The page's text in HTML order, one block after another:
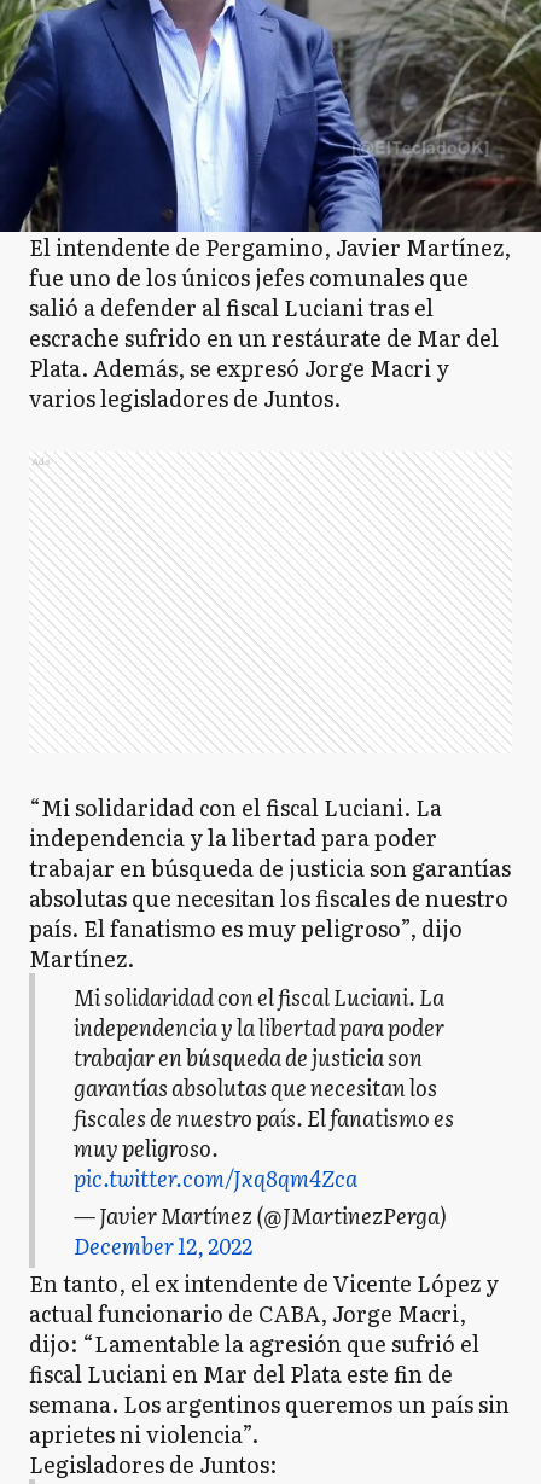
El intendente de Pergamino, Javier Martínez,
fue uno de los únicos jefes comunales que
salió a defender al fiscal Luciani tras el
escrache sufrido en un restáurate de Mar del
Plata. Además, se expresó Jorge Macri y
varios legisladores de Juntos.
Ads
“Mi solidaridad con el fiscal Luciani. La
independencia y la libertad para poder
trabajar en búsqueda de justicia son garantías
absolutas que necesitan los fiscales de nuestro
país. El fanatismo es muy peligroso”, dijo
Martínez.
Mi solidaridad con el fiscal Luciani. La
independencia y la libertad para poder
trabajar en búsqueda de justicia son
garantías absolutas que necesitan los
fiscales de nuestro país. El fanatismo es
muy peligroso.
pic.twitter.com/Jxq8qm4Zca
— Javier Martínez (@JMartinezPerga)
December 12, 2022
En tanto, el ex intendente de Vicente López y
actual funcionario de CABA, Jorge Macri,
dijo: “Lamentable la agresión que sufrió el
fiscal Luciani en Mar del Plata este fin de
semana. Los argentinos queremos un país sin
aprietes ni violencia”.
Legisladores de Juntos: